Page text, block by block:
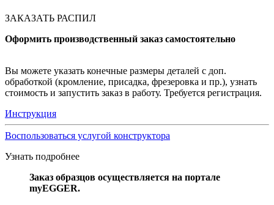
ЗАКАЗАТЬ РАСПИЛ
Оформить производственный заказ самостоятельно
Вы можете указать конечные размеры деталей с доп.
обработкой (кромление, присадка, фрезеровка и пр.), узнать
стоимость и запустить заказ в работу. Требуется регистрация.
Инструкция
Воспользоваться услугой конструктора
Узнать подробнее
Заказ образцов осуществляется на портале
myEGGER.